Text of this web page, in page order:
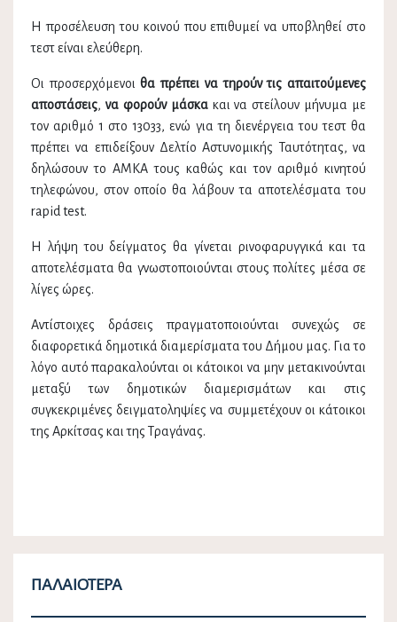
Η προσέλευση του κοινού που επιθυμεί να υποβληθεί στο
τεστ είναι ελεύθερη.
Οι προσερχόμενοιθα πρέπει να τηρούν τις απαιτούμενες
αποστάσεις, να φορούν μάσκακαι να στείλουν μήνυμα με
τον αριθμό 1 στο 13033, ενώ για τη διενέργεια του τεστ θα
πρέπει να επιδείξουν Δελτίο Αστυνομικής Ταυτότητας, να
δηλώσουν το ΑΜΚΑ τους καθώς και τον αριθμό κινητού
τηλεφώνου, στον οποίο θα λάβουν τα αποτελέσματα του
rapid test.
Η λήψη του δείγματος θα γίνεται ρινοφαρυγγικά και τα
αποτελέσματα θα γνωστοποιούνται στους πολίτες μέσα σε
λίγες ώρες.
Αντίστοιχες δράσεις πραγματοποιούνται συνεχώς σε
διαφορετικά δημοτικά διαμερίσματα του Δήμου μας. Για το
λόγο αυτό παρακαλούνται οι κάτοικοι να μην μετακινούνται
μεταξύ των δημοτικών διαμερισμάτων και στις
συγκεκριμένες δειγματοληψίες να συμμετέχουν οι κάτοικοι
της Αρκίτσας και της Τραγάνας.
ΠΑΛΑΙΌΤΕΡΑ